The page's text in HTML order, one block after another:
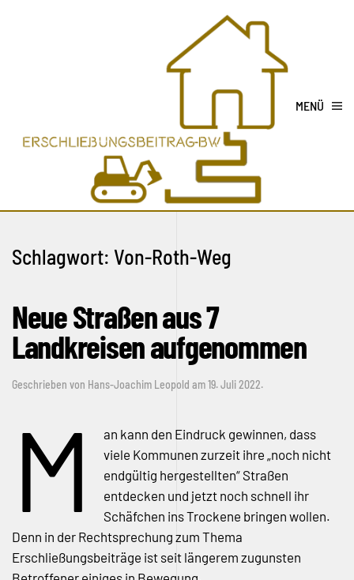
MENÜ
Schlagwort: Von-Roth-Weg
Neue Straßen aus 7
Landkreisen aufgenommen
Geschrieben von Hans-Joachim Leopold am19. Juli 2022.
M
an kann den Eindruck gewinnen, dass
viele Kommunen zurzeit ihre „noch nicht
endgültig hergestellten“ Straßen
entdecken und jetzt noch schnell ihr
Schäfchen ins Trockene bringen wollen.
Denn in der Rechtsprechung zum Thema
Erschließungsbeiträge ist seit längerem zugunsten